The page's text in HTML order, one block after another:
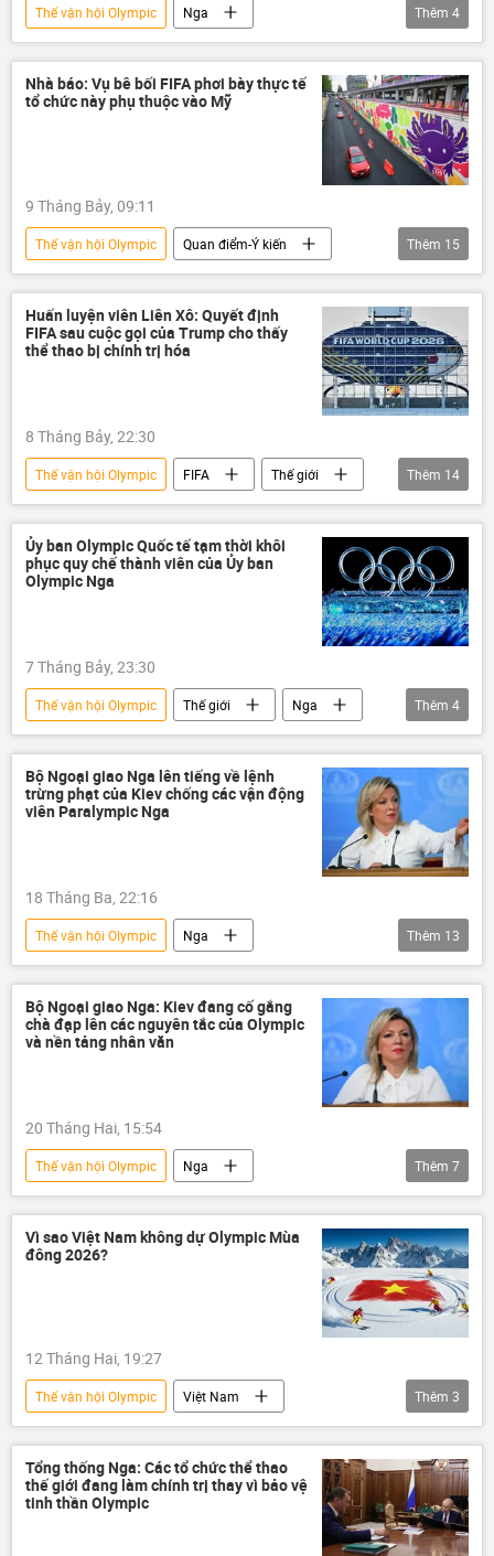
Ủy ban Olympic Nga
Đức
Thế vận hội Olympic
Nga
Duma Quốc gia Nga
Thể thao
Thế giới
Quan điểm-Ý kiến
Thêm 4
Nhà báo: Vụ bê bối FIFA phơi bày thực tế
tổ chức này phụ thuộc vào Mỹ
9 Tháng Bảy, 09:11
Thế vận hội Olympic
Quan điểm-Ý kiến
Sputnik
Nga
Thể thao
Thế giới
Hoa Kỳ
NATO
Israel
phương Tây
Châu Âu
World Cup
Thêm 15
Huấn luyện viên Liên Xô: Quyết định
FIFA sau cuộc gọi của Trump cho thấy
thể thao bị chính trị hóa
8 Tháng Bảy, 22:30
Thế vận hội Olympic FIFA
Thế giới
Nga
Liên Xô
Thể thao
Hoa Kỳ
World Cup
Châu Âu
Israel
Emmanuel Macron
phương Tây
Thêm 14
Ủy ban Olympic Quốc tế tạm thời khôi
phục quy chế thành viên của Ủy ban
Olympic Nga
7 Tháng Bảy, 23:30
Thế vận hội Olympic Thế giới
Nga
quan hệ quốc tế
Hòa Bình
IOC
Ủy ban Olympic Quốc tế
Thêm 4
Bộ Ngoại giao Nga lên tiếng về lệnh
trừng phạt của Kiev chống các vận động
viên Paralympic Nga
18 Tháng Ba, 22:16
Thế vận hội Olympic
Nga
Bộ Ngoại giao Nga
Vladimir Putin
Maria Zakharova
Chính trị
Thế giới
IOC
Ukraina
Vladimir Zelensky
trừng phạt
Các biện pháp trừng phạt chống Nga
Thêm 13
Bộ Ngoại giao Nga: Kiev đang cố gắng
chà đạp lên các nguyên tắc của Olympic
và nền tảng nhân văn
20 Tháng Hai, 15:54
Thế vận hội Olympic
Nga
Bộ Ngoại giao Nga
Maria Zakharova
Thế giới
Chính trị
Belarus
Ukraina
Thêm 7
Vì sao Việt Nam không dự Olympic Mùa
đông 2026?
12 Tháng Hai, 19:27
Thế vận hội Olympic
Việt Nam
thông tin
Thể thao
Đông Nam Á
vận động viên thể
Thêm 3
Tổng thống Nga: Các tổ chức thể thao
thế giới đang làm chính trị thay vì bảo vệ
tinh thần Olympic